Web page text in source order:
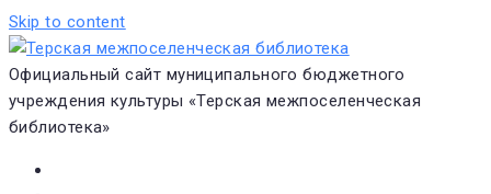
Skip to content
Официальный сайт муниципального бюджетного
учреждения культуры «Терская межпоселенческая
библиотека»